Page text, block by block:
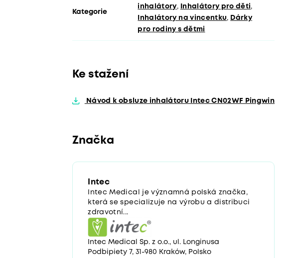
Kategorie
inhalátory, Inhalátory pro děti ,
Inhalátory na vincentku, Dárky
pro rodiny s dětmi
Ke stažení
Návod k obsluze inhalátoru Intec CN02WF Pingwin
Značka
Intec
Intec Medical je významná polská značka,
která se specializuje na výrobu a distribuci
zdravotní...
Intec Medical Sp. z o.o., ul. Longinusa
Podbipiety 7, 31-980 Kraków, Polsko